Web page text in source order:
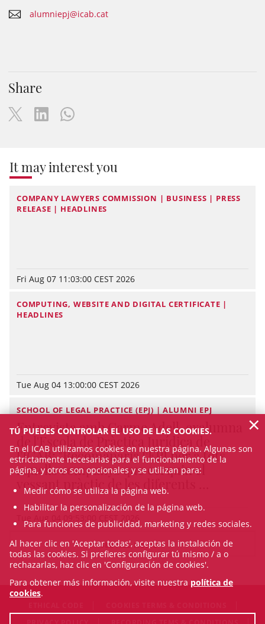
alumniepj@icab.cat
Share
It may interest you
COMPANY LAWYERS COMMISSION | BUSINESS | PRESS
RELEASE | HEADLINES
Fri Aug 07 11:03:00 CEST 2026
COMPUTING, WEBSITE AND DIGITAL CERTIFICATE |
HEADLINES
Tue Aug 04 13:00:00 CEST 2026
SCHOOL OF LEGAL PRACTICE (EPJ) | ALUMNI EPJ
Entrevista amb Carme Adell, exalumna
de l'Escola de Pràctica Jurídica de
l'ICAB: "Recomanaria l'EPJ per a tots
aquells companys que cerquin el
vessant pràctic de les diferents ...
Tue Aug 04 09:53:00 CEST 2026
SEE ALL NEWS
TÚ PUEDES CONTROLAR EL USO DE LAS COOKIES.
En el ICAB utilizamos cookies en nuestra página. Algunas son
estrictamente necesarias para el funcionamiento de la
página, y otros son opcionales y se utilizan para:
Medir cómo se utiliza la página web.
Habilitar la personalización de la página web.
Para funciones de publicidad, marketing y redes sociales.
Al hacer clic en 'Aceptar todas', aceptas la instalación de
todas las cookies. Si prefieres configurar tú mismo / a o
rechazarlas, haz clic en 'Configuración de cookies'.
Para obtener más información, visite nuestra política de
cookies.
×